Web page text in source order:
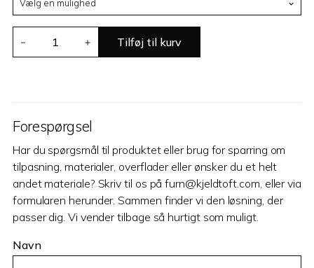
－ ＋ Tilføj til kurv
Forespørgsel
Har du spørgsmål til produktet eller brug for sparring om
tilpasning, materialer, overflader eller ønsker du et helt
andet materiale? Skriv til os på furn@kjeldtoft.com, eller via
formularen herunder. Sammen finder vi den løsning, der
passer dig. Vi vender tilbage så hurtigt som muligt.
Navn